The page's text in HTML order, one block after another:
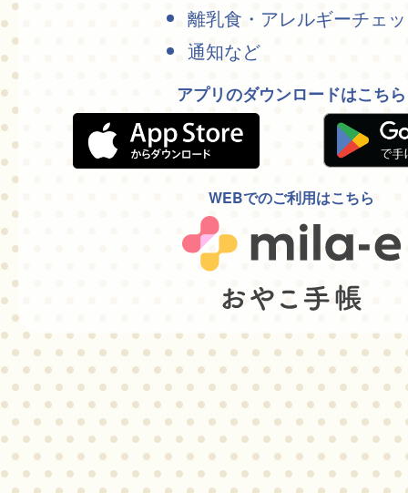
離乳食・アレルギーチェ
通知など
アプリのダウンロードはこちら
WEBでのご利用はこちら